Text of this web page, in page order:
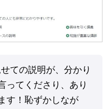
ての説明が、分かり
ってくださり、あり
す！恥ずかしなが